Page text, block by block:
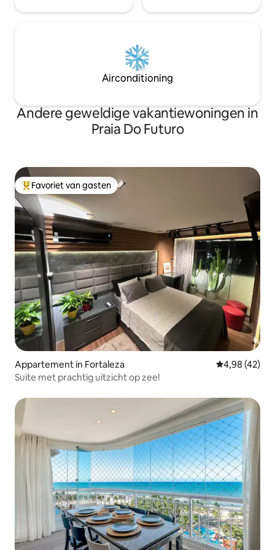
Airconditioning
Andere geweldige vakantiewoningen in
Praia Do Futuro
Topfavoriet van gasten
Favoriet van gasten
Appartement in Fortaleza Gemiddelde
4,98 (42)
Suite met prachtig uitzicht op zee!